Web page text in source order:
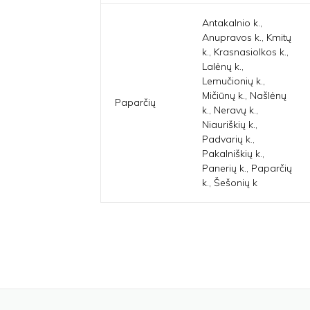
Paparčių
Antakalnio k.,
Anupravos k., Kmitų
k., Krasnasiolkos k.,
Lalėnų k.,
Lemučionių k.,
Mičiūnų k., Našlėnų
k., Neravų k.,
Niauriškių k.,
Padvarių k.,
Pakalniškių k.,
Panerių k., Paparčių
k., Šešonių k